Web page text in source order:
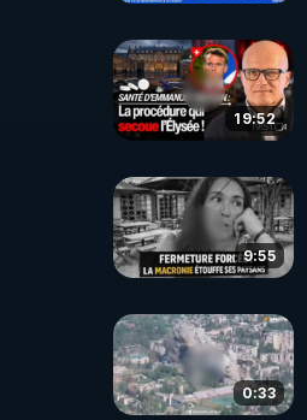
19:52
9:55
0:33